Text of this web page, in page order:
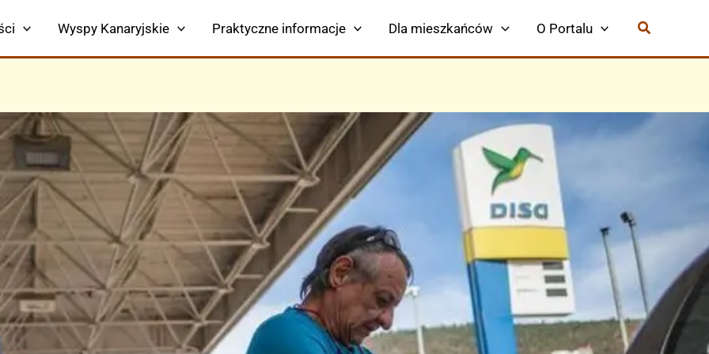
Wyspy Kanaryjskie Praktyczne informacje Dla mieszkańców O Portalu